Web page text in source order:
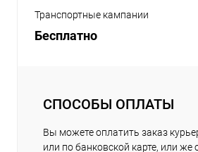
Транспортные кампании
Бесплатно
СПОСОБЫ ОПЛАТЫ
Вы можете оплатить заказ
или по банковской карте, или же